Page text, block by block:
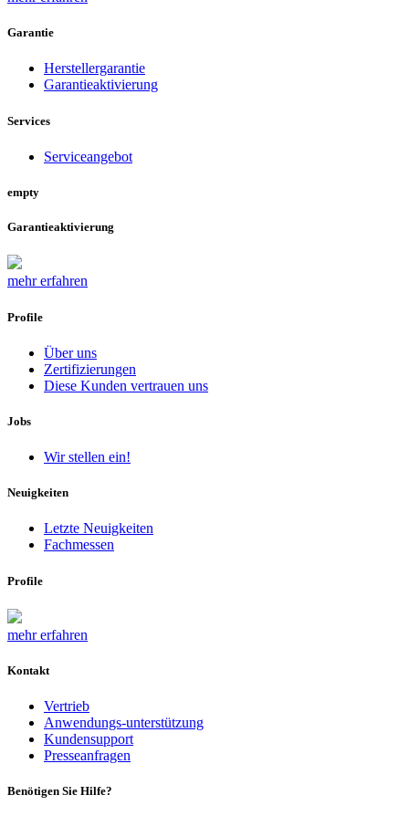
Garantie
Herstellergarantie
Garantieaktivierung
Services
Serviceangebot
empty
Garantieaktivierung
mehr erfahren
Profile
Über uns
Zertifizierungen
Diese Kunden vertrauen uns
Jobs
Wir stellen ein!
Neuigkeiten
Letzte Neuigkeiten
Fachmessen
Profile
mehr erfahren
Kontakt
Vertrieb
Anwendungs-unterstützung
Kundensupport
Presseanfragen
Benötigen Sie Hilfe?